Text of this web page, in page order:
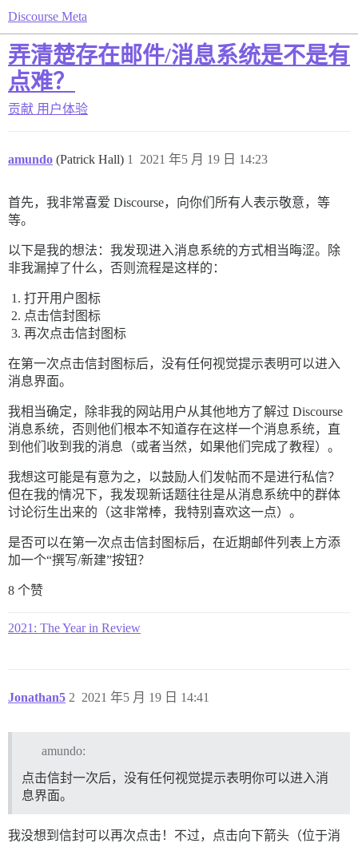
Discourse Meta
弄清楚存在邮件/消息系统是不是有
点难？
贡献 用户体验
amundo (Patrick Hall) 2021 年5 月 19 日 14:23
1
首先，我非常喜爱 Discourse，向你们所有人表示敬意，等
等。
以下是我的想法：我发现进入消息系统的方式相当晦涩。除
非我漏掉了什么，否则流程是这样的：
打开用户图标
点击信封图标
再次点击信封图标
在第一次点击信封图标后，没有任何视觉提示表明可以进入
消息界面。
我相当确定，除非我的网站用户从其他地方了解过 Discourse
消息系统，否则他们根本不知道存在这样一个消息系统，直
到他们收到我的消息（或者当然，如果他们完成了教程）。
我想这可能是有意为之，以鼓励人们发帖而不是进行私信？
但在我的情况下，我发现新话题往往是从消息系统中的群体
讨论衍生出来的（这非常棒，我特别喜欢这一点）。
是否可以在第一次点击信封图标后，在近期邮件列表上方添
加一个“撰写/新建”按钮？
8 个赞
2021: The Year in Review
Jonathan5 2021 年5 月 19 日 14:41
2
amundo:
点击信封一次后，没有任何视觉提示表明你可以进入消
息界面。
我没想到信封可以再次点击！不过，点击向下箭头（位于消